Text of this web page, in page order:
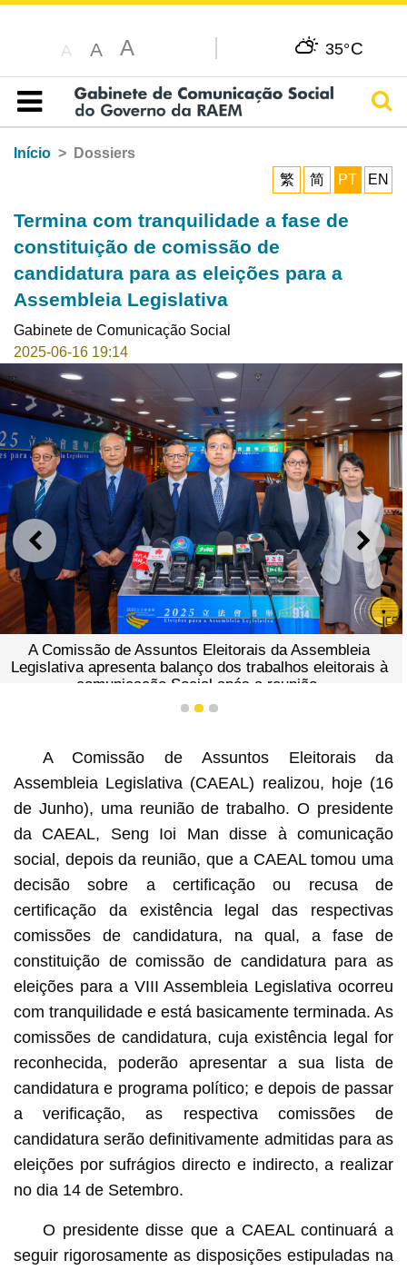
A A A 35°C
Índice
Início
Dossiers
繁
简 PT EN
Termina com tranquilidade a fase de
constituição de comissão de
candidatura para as eleições para a
Assembleia Legislativa
Gabinete de Comunicação Social
2025-06-16 19:14
ANTERIOR
A Comissão de Assuntos Eleitorais da Assembleia
Legislativa apresenta balanço dos trabalhos eleitorais à
comunicação Social após a reunião.
1 2 3
A Comissão de Assuntos Eleitorais da
Assembleia Legislativa (CAEAL) realizou, hoje (16
de Junho), uma reunião de trabalho. O presidente
da CAEAL, Seng Ioi Man disse à comunicação
social, depois da reunião, que a CAEAL tomou uma
decisão sobre a certificação ou recusa de
certificação da existência legal das respectivas
comissões de candidatura, na qual, a fase de
constituição de comissão de candidatura para as
eleições para a VIII Assembleia Legislativa ocorreu
com tranquilidade e está basicamente terminada. As
comissões de candidatura, cuja existência legal for
reconhecida, poderão apresentar a sua lista de
candidatura e programa político; e depois de passar
a verificação, as respectiva comissões de
candidatura serão definitivamente admitidas para as
eleições por sufrágios directo e indirecto, a realizar
no dia 14 de Setembro.
O presidente disse que a CAEAL continuará a
seguir rigorosamente as disposições estipuladas na